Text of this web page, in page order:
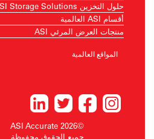
حلول التخزين ASI Storage Solutions
أقسام ASI العالمية
منتجات العرض المرئي ASI
المواقع العالمية
©2026 ASI Accurate
جميع الحقوق محفوظة